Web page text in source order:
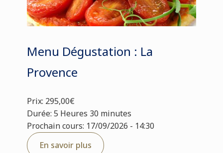
Menu Dégustation : La
Provence
Prix: 295,00€
Durée: 5 Heures 30 minutes
Prochain cours: 17/09/2026 - 14:30
En savoir plus